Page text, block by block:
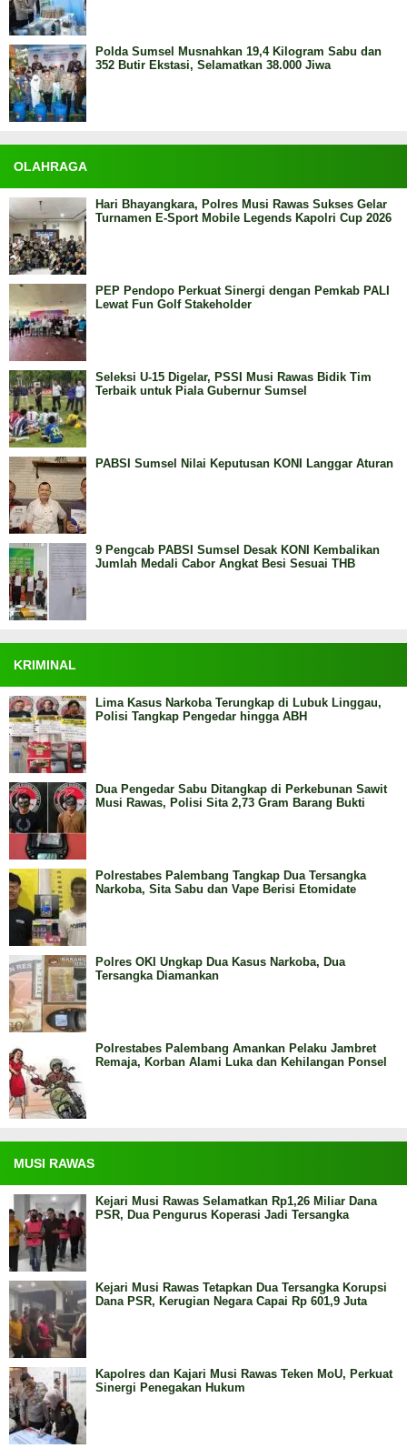
Polda Sumsel Musnahkan 19,4 Kilogram Sabu dan
352 Butir Ekstasi, Selamatkan 38.000 Jiwa
OLAHRAGA
Hari Bhayangkara, Polres Musi Rawas Sukses Gelar
Turnamen E-Sport Mobile Legends Kapolri Cup 2026
PEP Pendopo Perkuat Sinergi dengan Pemkab PALI
Lewat Fun Golf Stakeholder
Seleksi U-15 Digelar, PSSI Musi Rawas Bidik Tim
Terbaik untuk Piala Gubernur Sumsel
PABSI Sumsel Nilai Keputusan KONI Langgar Aturan
9 Pengcab PABSI Sumsel Desak KONI Kembalikan
Jumlah Medali Cabor Angkat Besi Sesuai THB
KRIMINAL
Lima Kasus Narkoba Terungkap di Lubuk Linggau,
Polisi Tangkap Pengedar hingga ABH
Dua Pengedar Sabu Ditangkap di Perkebunan Sawit
Musi Rawas, Polisi Sita 2,73 Gram Barang Bukti
Polrestabes Palembang Tangkap Dua Tersangka
Narkoba, Sita Sabu dan Vape Berisi Etomidate
Polres OKI Ungkap Dua Kasus Narkoba, Dua
Tersangka Diamankan
Polrestabes Palembang Amankan Pelaku Jambret
Remaja, Korban Alami Luka dan Kehilangan Ponsel
MUSI RAWAS
Kejari Musi Rawas Selamatkan Rp1,26 Miliar Dana
PSR, Dua Pengurus Koperasi Jadi Tersangka
Kejari Musi Rawas Tetapkan Dua Tersangka Korupsi
Dana PSR, Kerugian Negara Capai Rp 601,9 Juta
Kapolres dan Kajari Musi Rawas Teken MoU, Perkuat
Sinergi Penegakan Hukum